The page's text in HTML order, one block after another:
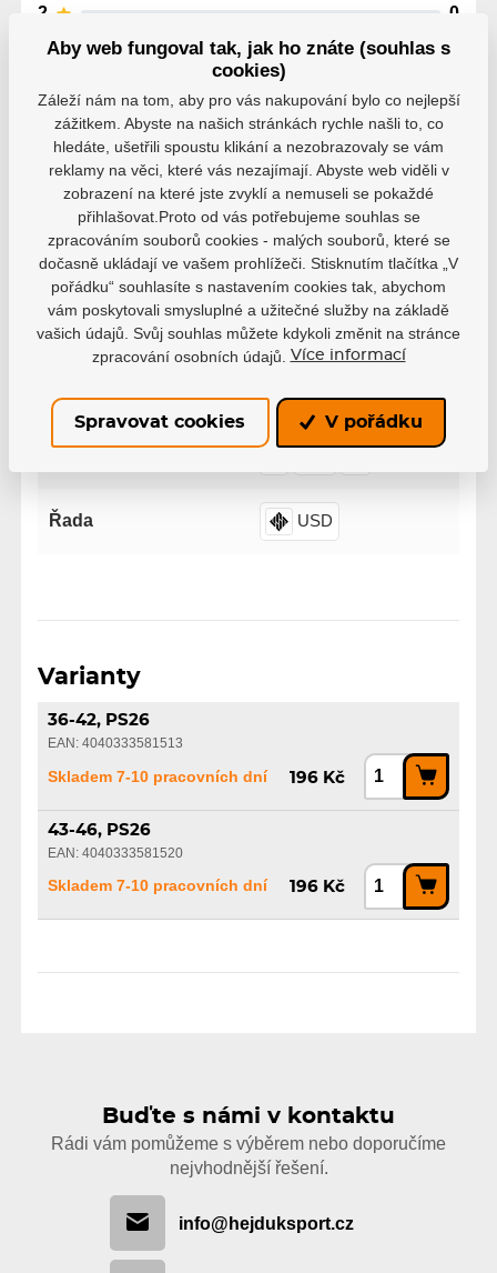
2
0
Parametry
Výrobce Powerslide
36 36.5 37
37.5
38
38.5 39
40
43.5 44
44.5
Řada USD
Varianty
36-42, PS26
EAN: 4040333581513
Skladem 7-10 pracovních dní 196 Kč
43-46, PS26
EAN: 4040333581520
Skladem 7-10 pracovních dní 196 Kč
Buďte s námi v kontaktu
Rádi vám pomůžeme s výběrem nebo doporučíme
nejvhodnější řešení.
info@hejduksport.cz
Aby web fungoval tak, jak ho znáte (souhlas s
cookies)
Záleží nám na tom, aby pro vás nakupování bylo co nejlepší
zážitkem. Abyste na našich stránkách rychle našli to, co
hledáte, ušetřili spoustu klikání a nezobrazovaly se vám
reklamy na věci, které vás nezajímají. Abyste web viděli v
zobrazení na které jste zvyklí a nemuseli se pokaždé
přihlašovat.Proto od vás potřebujeme souhlas se
zpracováním souborů cookies - malých souborů, které se
dočasně ukládají ve vašem prohlížeči. Stisknutím tlačítka „V
pořádku“ souhlasíte s nastavením cookies tak, abychom
vám poskytovali smysluplné a užitečné služby na základě
vašich údajů. Svůj souhlas můžete kdykoli změnit na stránce
zpracování osobních údajů.
Více informací
Spravovat cookies V pořádku